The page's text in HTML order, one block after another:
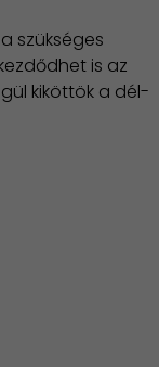
szükséges
is az
kiköttök a dél-